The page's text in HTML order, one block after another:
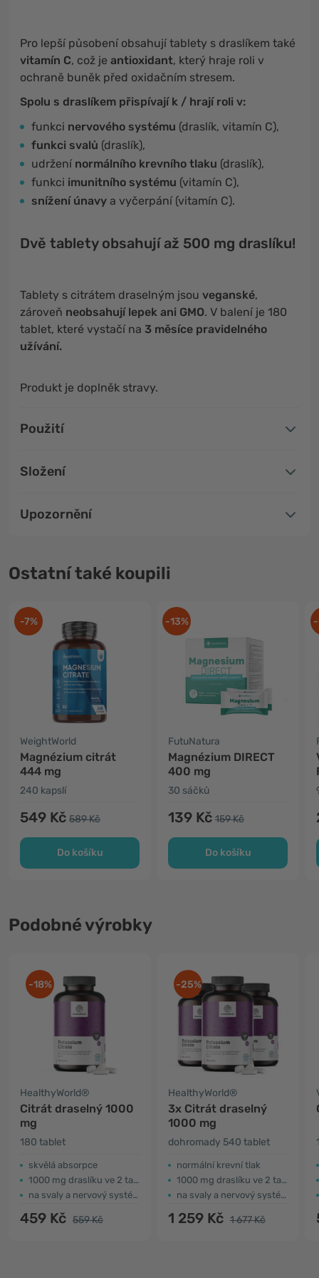
Pro lepší působení obsahují tablety s draslíkem také
vitamín C, což je antioxidant, který hraje roli v
ochraně buněk před oxidačním stresem.
Spolu s draslíkem přispívají k / hrají roli v:
funkci nervového systému (draslík, vitamín C),
funkci svalů (draslík),
udržení normálního krevního tlaku (draslík),
funkci imunitního systému (vitamín C),
snížení únavy a vyčerpání (vitamín C).
Dvě tablety obsahují až 500 mg draslíku!
Tablety s citrátem draselným jsou veganské,
zároveň neobsahují lepek ani GMO. V balení je 180
tablet, které vystačí na 3 měsíce pravidelného
užívání.
Produkt je doplněk stravy.
Použití
Složení
Upozornění
Ostatní také koupili
-7%
WeightWorld
Magnézium citrát
444 mg
240 kapslí
549 Kč 589 Kč
Do košíku
-13%
FutuNatura
Magnézium DIRECT
400 mg
30 sáčků
139 Kč 159 Kč
Do košíku
Podobné výrobky
-18%
HealthyWorld®
Citrát draselný 1000
mg
180 tablet
skvělá absorpce
1000 mg draslíku ve 2 tabletách
na svaly a nervový systém
459 Kč 559 Kč
-25%
HealthyWorld®
3x Citrát draselný
1000 mg
dohromady 540 tablet
normální krevní tlak
1000 mg draslíku ve 2 tabletách
na svaly a nervový systém
1 259 Kč 1 677 Kč